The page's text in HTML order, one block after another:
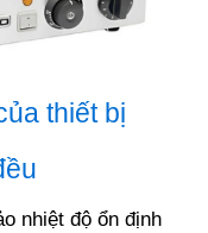
thiết bị
nhiệt độ ổn định